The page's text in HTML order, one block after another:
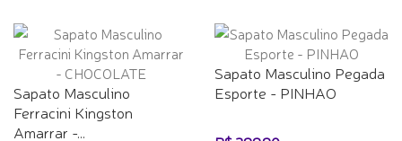
Sapato Masculino
Ferracini Kingston
Amarrar -...
Sapato Masculino Pegada
Esporte - PINHAO